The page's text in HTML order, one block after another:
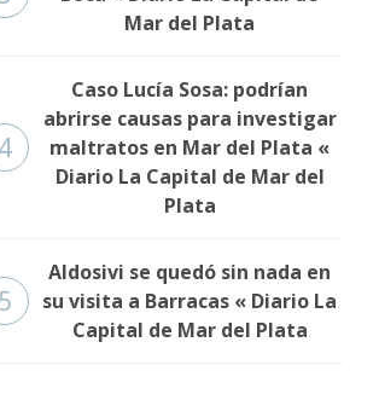
Mar del Plata
4
Caso Lucía Sosa: podrían
abrirse causas para investigar
maltratos en Mar del Plata «
Diario La Capital de Mar del
Plata
5
Aldosivi se quedó sin nada en
su visita a Barracas « Diario La
Capital de Mar del Plata